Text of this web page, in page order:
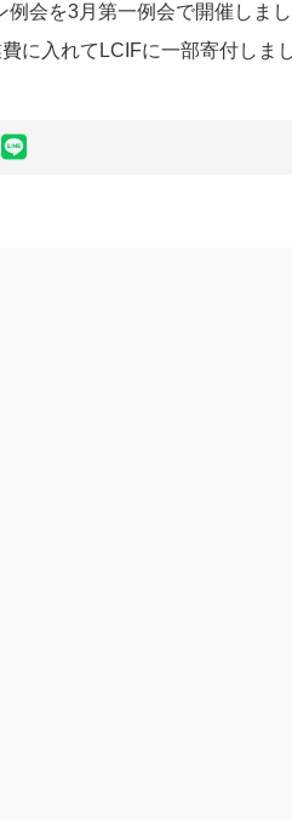
会を3月第一例会で開催しま
に入れてLCIFに一部寄付しま
LINE